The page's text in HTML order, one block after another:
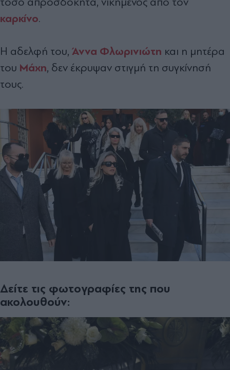
καρκίνο.
Η αδελφή του, Άννα Φλωρινιώτη και η μητέρα
του Μάχη, δεν έκρυψαν στιγμή τη συγκίνησή
τους.
Δείτε τις φωτογραφίες της που
ακολουθούν: